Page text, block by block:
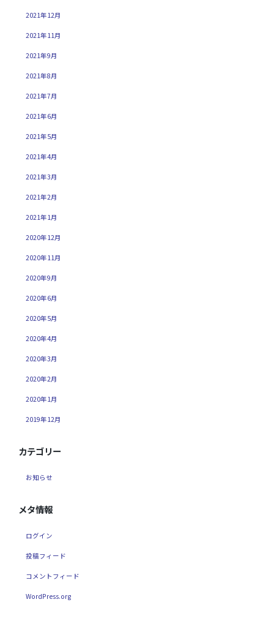
2021年12月
2021年11月
2021年9月
2021年8月
2021年7月
2021年6月
2021年5月
2021年4月
2021年3月
2021年2月
2021年1月
2020年12月
2020年11月
2020年9月
2020年6月
2020年5月
2020年4月
2020年3月
2020年2月
2020年1月
2019年12月
カテゴリー
お知らせ
メタ情報
ログイン
投稿フィード
コメントフィード
WordPress.org